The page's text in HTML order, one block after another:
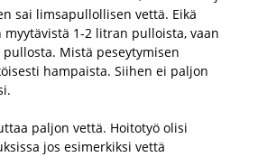
sai limsapullollisen vettä. Eikä
myytävistä 1-2 litran pulloista, vaan
Mistä peseytymisen
hampaista. Siihen ei paljon
paljon vettä. Hoitotyö olisi
jos esimerkiksi vettä